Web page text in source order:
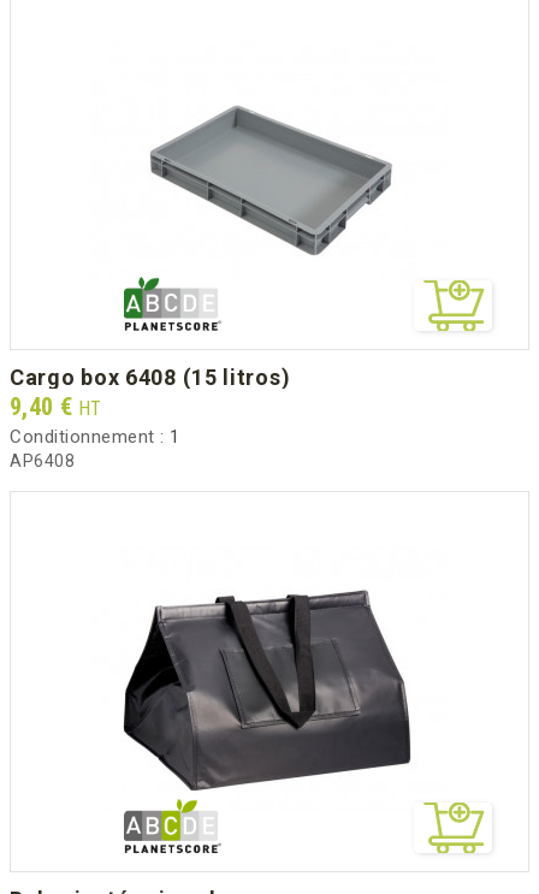
cargo box 6408 (15 litros)
Prix
9,40 € HT
Conditionnement : 1
AP6408